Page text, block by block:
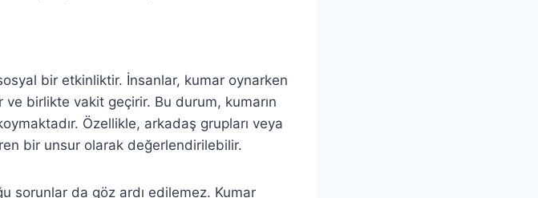
bir etkinliktir. İnsanlar, kumar oynarken
ve birlikte vakit geçirir. Bu durum, kumarın
Özellikle, arkadaş grupları veya
bir unsur olarak değerlendirilebilir.
sorunlar da göz ardı edilemez. Kumar